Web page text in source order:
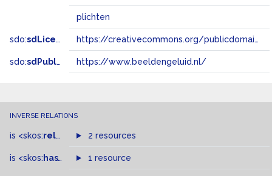
plichten
sdo:sdLicense https://creativecommons.org/publicdomain/zero/1.0/
sdo:sdPublisher https://www.beeldengeluid.nl/
INVERSE RELATIONS
is <skos:related > of2 resources
is <skos: hasTopConcept >of
1 resource